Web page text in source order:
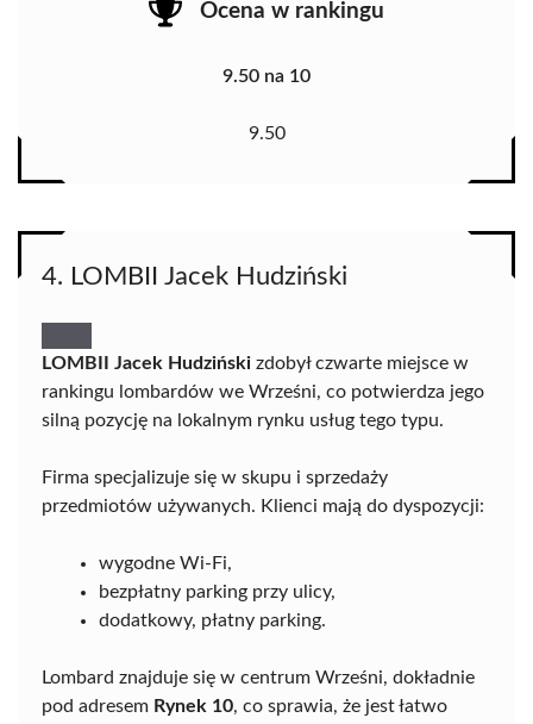
Ocena w rankingu
9.50 na 10
9.50
4. LOMBII Jacek Hudziński
LOMBII Jacek Hudziński zdobył czwarte miejsce w
rankingu lombardów we Wrześni, co potwierdza jego
silną pozycję na lokalnym rynku usług tego typu.
Firma specjalizuje się w skupu i sprzedaży
przedmiotów używanych. Klienci mają do dyspozycji:
wygodne Wi-Fi,
bezpłatny parking przy ulicy,
dodatkowy, płatny parking.
Lombard znajduje się w centrum Wrześni, dokładnie
pod adresem Rynek 10, co sprawia, że jest łatwo